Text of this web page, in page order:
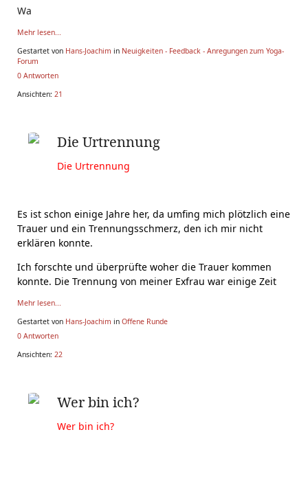
Wa
Mehr lesen...
Gestartet von Hans-Joachim in Neuigkeiten - Feedback - Anregungen zum Yoga-
Forum
0 Antworten
Ansichten: 21
Die Urtrennung
Die Urtrennung
Es ist schon einige Jahre her, da umfing mich plötzlich eine
Trauer und ein Trennungsschmerz, den ich mir nicht
erklären konnte.
Ich forschte und überprüfte woher die Trauer kommen
konnte. Die Trennung von meiner Exfrau war einige Zeit
Mehr lesen...
Gestartet von Hans-Joachim in Offene Runde
0 Antworten
Ansichten: 22
Wer bin ich?
Wer bin ich?